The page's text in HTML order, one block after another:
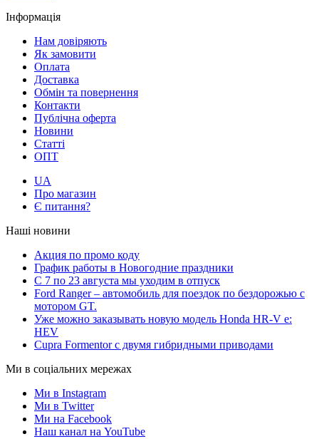
Інформація
Нам довіряють
Як замовити
Оплата
Доставка
Обмін та повернення
Контакти
Публічна оферта
Новини
Статті
ОПТ
UA
Про магазин
Є питання?
Наші новини
Акция по промо коду
График работы в Новогодние праздники
С 7 по 23 августа мы уходим в отпуск
Ford Ranger – автомобиль для поездок по бездорожью с
мотором GT.
Уже можно заказывать новую модель Honda HR-V e:
HEV
Cupra Formentor с двумя гибридными приводами
Ми в соціальних мережах
Ми в Instagram
Ми в Twitter
Ми на Facebook
Наш канал на YouTube